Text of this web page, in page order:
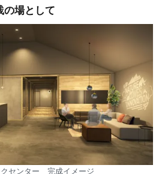
の場として
クセンター 完成イメージ